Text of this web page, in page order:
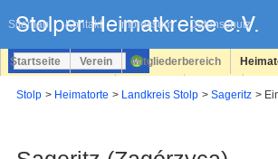
Sitemap Kontakt Impressum Datenschutz
überspringen
Startseite Verein Mitgliederbereich
Stolp Heimatorte Landkreis Stolp Sageritz